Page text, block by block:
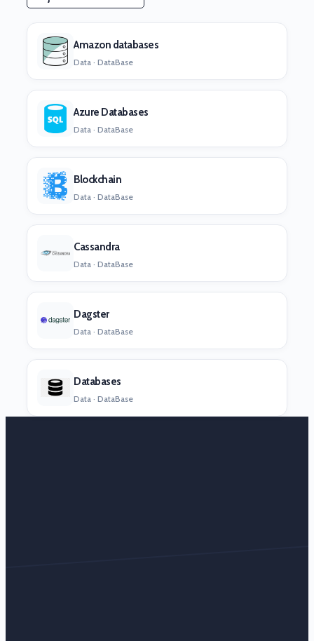
Amazon databases
Data · DataBase
Azure Databases
Data · DataBase
Blockchain
Data · DataBase
Cassandra
Data · DataBase
Dagster
Data · DataBase
Databases
Data · DataBase